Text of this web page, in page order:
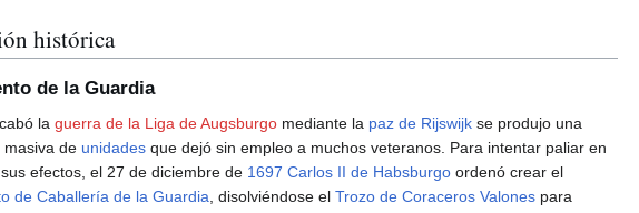
histórica
de la Guardia
la guerra de la Liga de Augsburgo mediante la paz de Rijswijk se produjo una
masiva de unidades que dejó sin empleo a muchos veteranos. Para intentar paliar en
efectos, el 27 de diciembre de 1697 Carlos II de Habsburgo ordenó crear el
de Caballería de la Guardia , disolviéndose el Trozo de Coraceros Valones para